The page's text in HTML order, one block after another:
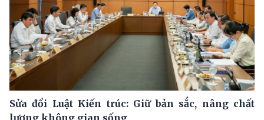
Sửa đổi Luật Kiến trúc: Giữ bản sắc, nâng chất